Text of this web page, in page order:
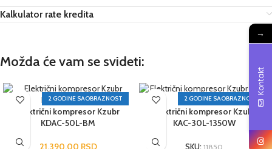
Kalkulator rate kredita
Možda će vam se svideti:
2 GODINE SAOBRAZNOST
Električni kompresor Kzubr
KDAC-50L-BM
21.390,00 RSD
2 GODINE SAOBRAZNOST
Električni kompresor Kzubr
KAC-30L-1350W
→
Kontakt